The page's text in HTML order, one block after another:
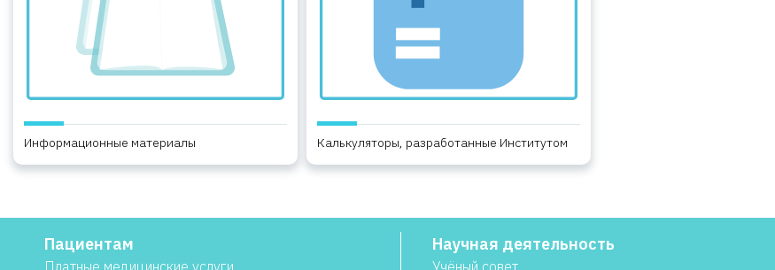
Информационные материалы Калькуляторы, разработанные Институтом
Пациентам
Платные медицинские услуги
Научная деятельность
Учёный совет